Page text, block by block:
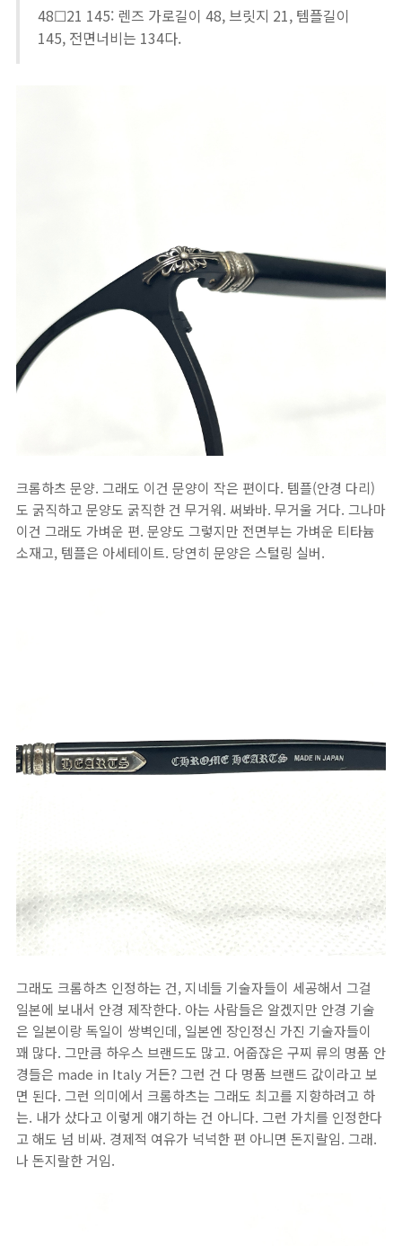
48☐21 145: 렌즈 가로길이 48, 브릿지 21, 템플길이
145, 전면너비는 134다.
크롬하츠 문양. 그래도 이건 문양이 작은 편이다. 템플(안경 다리)
도 굵직하고 문양도 굵직한 건 무거워. 써봐바. 무거울 거다. 그나마
이건 그래도 가벼운 편. 문양도 그렇지만 전면부는 가벼운 티타늄
소재고, 템플은 아세테이트. 당연히 문양은 스털링 실버.
그래도 크롬하츠 인정하는 건, 지네들 기술자들이 세공해서 그걸
일본에 보내서 안경 제작한다. 아는 사람들은 알겠지만 안경 기술
은 일본이랑 독일이 쌍벽인데, 일본엔 장인정신 가진 기술자들이
꽤 많다. 그만큼 하우스 브랜드도 많고. 어줍잖은 구찌 류의 명품 안
경들은 made in Italy 거든? 그런 건 다 명품 브랜드 값이라고 보
면 된다. 그런 의미에서 크롬하츠는 그래도 최고를 지향하려고 하
는. 내가 샀다고 이렇게 얘기하는 건 아니다. 그런 가치를 인정한다
고 해도 넘 비싸. 경제적 여유가 넉넉한 편 아니면 돈지랄임. 그래.
나 돈지랄한 거임.